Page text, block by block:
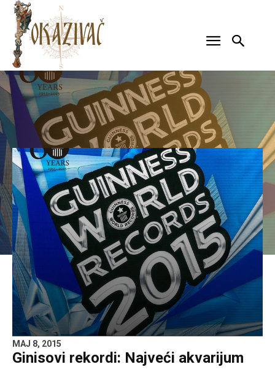
MAJ 8, 2015
Ginisovi rekordi: Najveći akvarijum